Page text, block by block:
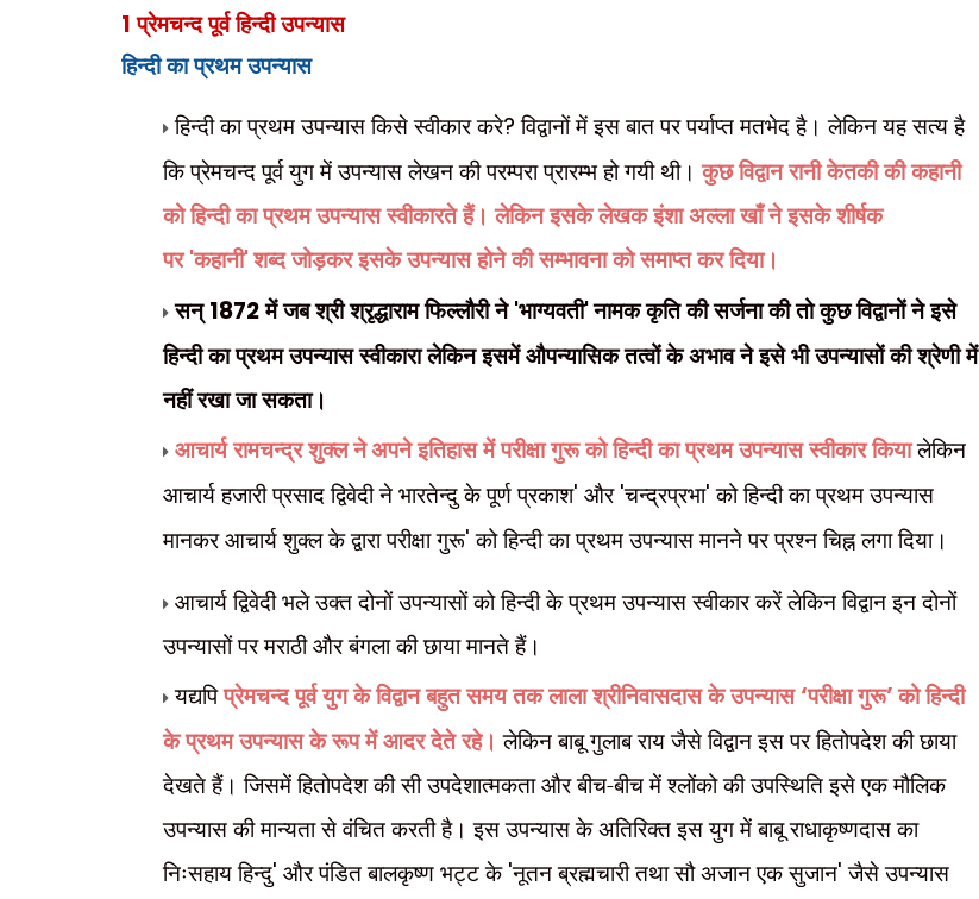
1 प्रेमचन्द पूर्व हिन्दी उपन्यास
हिन्दी का प्रथम उपन्यास
हिन्दी का प्रथम उपन्यास किसे स्वीकार करे?विद्वानों में इस बात पर पर्याप्त मतभेद है। लेकिन यह सत्य है
कि प्रेमचन्द पूर्व युग में उपन्यास लेखन की परम्परा प्रारम्भ हो गयी थी।कुछ विद्वान रानी केतकी की कहानी
को हिन्दी का प्रथम उपन्यास स्वीकारते हैं। लेकिन इसके लेखक इंशा अल्ला खाँ ने इसके शीर्षक
पर'कहानी'शब्द जोड़कर इसके उपन्यास होने की सम्भावना को समाप्त कर दिया।
सन् 1872में जब श्री श्रृद्धाराम फिल्लौरी ने 'भाग्यवती'नामक कृति की सर्जना की तो कुछ विद्वानों ने इसे
हिन्दी का प्रथम उपन्यास स्वीकारा लेकिन इसमें औपन्यासिक तत्वों के अभाव ने इसे भी उपन्यासों की श्रेणी में
नहीं रखा जा सकता।
आचार्य रामचन्द्र शुक्ल नेअपने इतिहास में परीक्षा गुरू को हिन्दी का प्रथम उपन्यास स्वीकार कियालेकिन
आचार्य हजारी प्रसाद द्विवेदी ने भारतेन्दु के पूर्ण प्रकाश' और 'चन्द्रप्रभा'को हिन्दी का प्रथम उपन्यास
मानकर आचार्य शुक्ल के द्वारा परीक्षा गुरू'को हिन्दी का प्रथम उपन्यास मानने पर प्रश्न चिह्न लगा दिया।
आचार्य द्विवेदी भले उक्त दोनों उपन्यासों को हिन्दी के प्रथम उपन्यास स्वीकार करें लेकिन विद्वान इन दोनों
उपन्यासों पर मराठी और बंगला की छाया मानते हैं।
यद्यपिप्रेमचन्द पूर्व युग के विद्वान बहुत समय तक लाला श्रीनिवासदास के उपन्यास ‘परीक्षा गुरू’को हिन्दी
के प्रथम उपन्यास के रूप में आदर देते रहे। लेकिन बाबू गुलाब राय जैसे विद्वान इस पर हितोपदेश की छाया
देखते हैं। जिसमें हितोपदेश की सी उपदेशात्मकता और बीच-बीच में श्लोंको की उपस्थिति इसे एक मौलिक
उपन्यास की मान्यता से वंचित करती है। इस उपन्यास के अतिरिक्त इस युग में बाबू राधाकृष्णदास का
निःसहाय हिन्दु' और पंडित बालकृष्ण भट्ट के 'नूतन ब्रह्मचारी तथा सौ अजान एक सुजान'जैसे उपन्यास